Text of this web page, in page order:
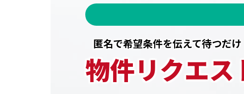
匿名で希望条件を伝えて待つだけ
物件リクエス